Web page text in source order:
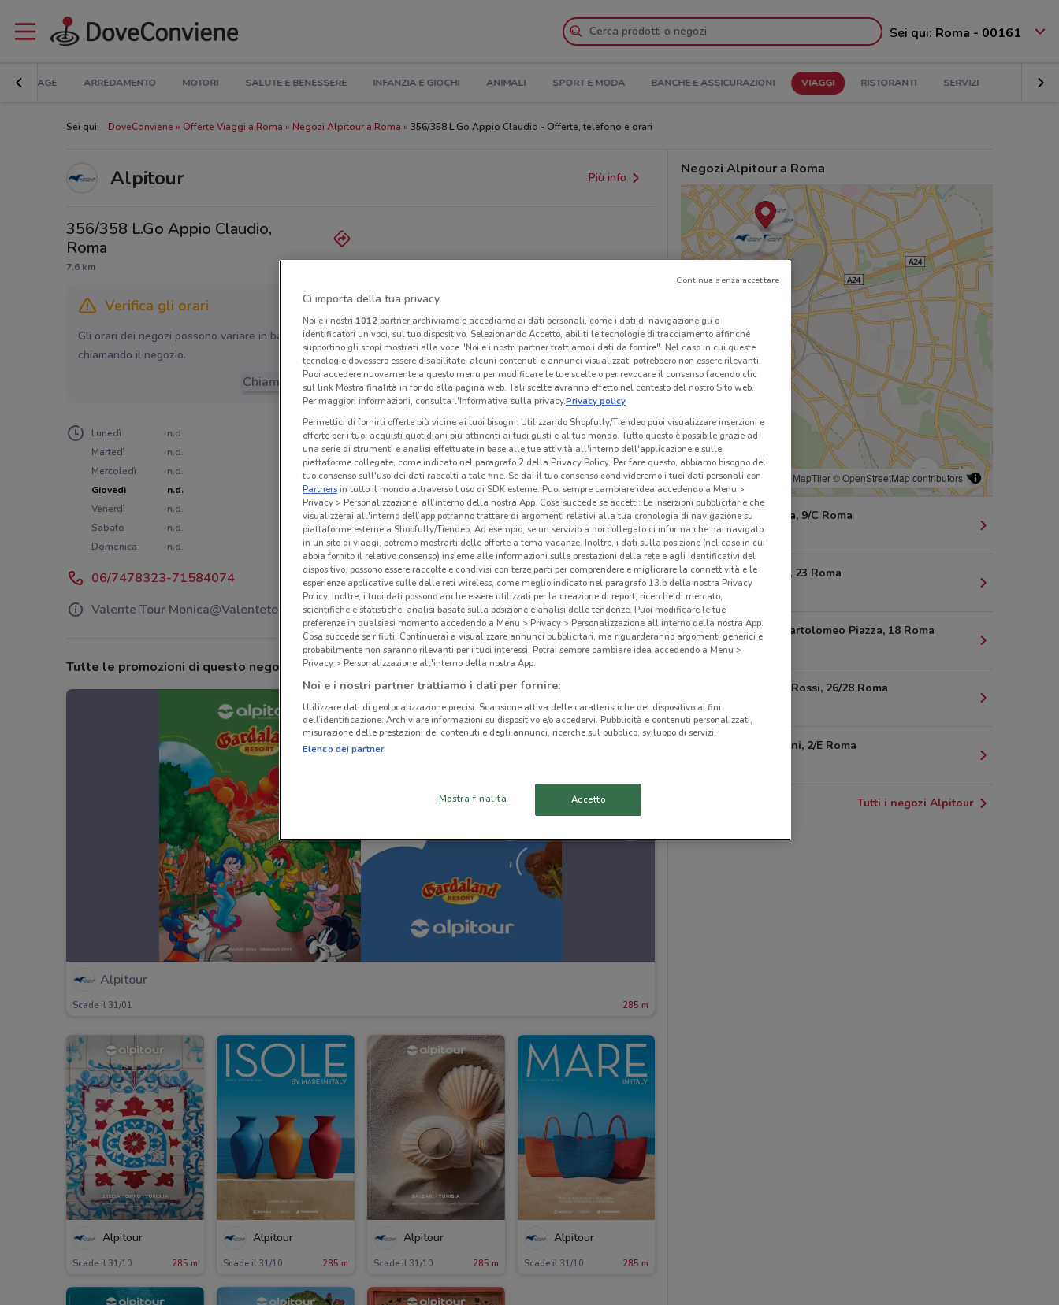
Sei qui: Roma - 00161
BRICOLAGE ARREDAMENTO MOTORI SALUTE E BENESSERE INFANZIA E GIOCHI ANIMALI SPORT E MODA BANCHE E ASSICURAZIONI VIAGGI RISTORANTI SERVIZI
Sei qui: DoveConviene Offerte Viaggi a Roma Negozi Alpitour a Roma 356/358 L.Go Appio Claudio - Offerte, telefono e orari
Alpitour Più info
356/358 L.Go Appio Claudio,
Roma
7.6 km
Verifica gli orari
Gli orari dei negozi possono variare in base agli ultimi provvedimenti regionali o nazionali. Verifica l’accuratezza
chiamando il negozio.
Chiama il negozio
Lunedì
n.d.
Martedì
n.d.
Mercoledì
n.d.
Giovedì
n.d.
Venerdì
n.d.
Sabato
n.d.
Domenica
n.d.
06/7478323-71584074
Valente Tour Monica@Valentetour.It
Tutte le promozioni di questo negozio
Alpitour
Scade il 31/01 285 m
Alpitour
Scade il 31/10 285 m
Alpitour
Scade il 31/10 285 m
Alpitour
Scade il 31/10 285 m
Alpitour
Scade il 31/10 285 m
Negozi Alpitour a Roma
© MapTiler© OpenStreetMap contributors
Via Ravenna, 9/C Roma
285 m
Via Imperia, 23 Roma
321 m
Via Carlo Bartolomeo Piazza, 18 Roma
447 m
Via G.B. De Rossi, 26/28 Roma
Via Morgagni, 2/E Roma
Tutti i negozi Alpitour
Ci importa della tua privacy
Noi e i nostri 1012partner archiviamo e accediamo ai dati personali, come i dati di navigazione gli o
identificatori univoci, sul tuo dispositivo. Selezionando Accetto, abiliti le tecnologie di tracciamento affinché
supportino gli scopi mostrati alla voce "Noi e i nostri partner trattiamo i dati da fornire". Nel caso in cui queste
tecnologie dovessero essere disabilitate, alcuni contenuti e annunci visualizzati potrebbero non essere rilevanti.
Puoi accedere nuovamente a questo menu per modificare le tue scelte o per revocare il consenso facendo clic
sul link Mostra finalità in fondo alla pagina web. Tali scelte avranno effetto nel contesto del nostro Sito web.
Per maggiori informazioni, consulta l'Informativa sulla privacy.Privacy policy
Permettici di fornirti offerte più vicine ai tuoi bisogni: Utilizzando Shopfully/Tiendeo puoi visualizzare inserzioni e
offerte per i tuoi acquisti quotidiani più attinenti ai tuoi gusti e al tuo mondo. Tutto questo è possibile grazie ad
una serie di strumenti e analisi effettuate in base alle tue attività all'interno dell'applicazione e sulle
piattaforme collegate, come indicato nel paragrafo 2 della Privacy Policy. Per fare questo, abbiamo bisogno del
tuo consenso sull'uso dei dati raccolti a tale fine. Se dai il tuo consenso condivideremo i tuoi dati personali con
Partnersin tutto il mondo attraverso l’uso di SDK esterne. Puoi sempre cambiare idea accedendo a Menu >
Privacy > Personalizzazione, all’interno della nostra App. Cosa succede se accetti: Le inserzioni pubblicitarie che
visualizzerai all'interno dell’app potranno trattare di argomenti relativi alla tua cronologia di navigazione su
piattaforme esterne a Shopfully/Tiendeo. Ad esempio, se un servizio a noi collegato ci informa che hai navigato
in un sito di viaggi, potremo mostrarti delle offerte a tema vacanze. Inoltre, i dati sulla posizione (nel caso in cui
abbia fornito il relativo consenso) insieme alle informazioni sulle prestazioni della rete e agli identificativi del
dispositivo, possono essere raccolte e condivisi con terze parti per comprendere e migliorare la connettività e le
esperienze applicative sulle delle reti wireless, come meglio indicato nel paragrafo 13.b della nostra Privacy
Policy. Inoltre, i tuoi dati possono anche essere utilizzati per la creazione di report, ricerche di mercato,
scientifiche e statistiche, analisi basate sulla posizione e analisi delle tendenze. Puoi modificare le tue
preferenze in qualsiasi momento accedendo a Menu > Privacy > Personalizzazione all'interno della nostra App.
Cosa succede se rifiuti: Continuerai a visualizzare annunci pubblicitari, ma riguarderanno argomenti generici e
probabilmente non saranno rilevanti per i tuoi interessi. Potrai sempre cambiare idea accedendo a Menu >
Privacy > Personalizzazione all'interno della nostra App.
Noi e i nostri partner trattiamo i dati per fornire:
Utilizzare dati di geolocalizzazione precisi. Scansione attiva delle caratteristiche del dispositivo ai fini
dell’identificazione. Archiviare informazioni su dispositivo e/o accedervi. Pubblicità e contenuti personalizzati,
misurazione delle prestazioni dei contenuti e degli annunci, ricerche sul pubblico, sviluppo di servizi.
Elenco dei partner
Mostra finalità Accetto
Continua senza accettare